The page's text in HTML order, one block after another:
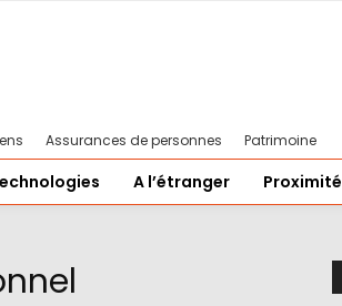
Assurances de personnes Patrimoine
A l’étranger Proximité